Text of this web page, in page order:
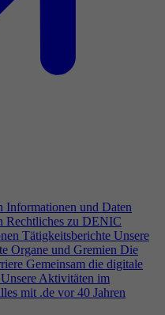
Informationen und Daten
Rechtliches zu DENIC
Tätigkeitsberichte Unsere
Organe und Gremien Die
Gemeinsam die digitale
Unsere Aktivitäten im
mit .de vor 40 Jahren